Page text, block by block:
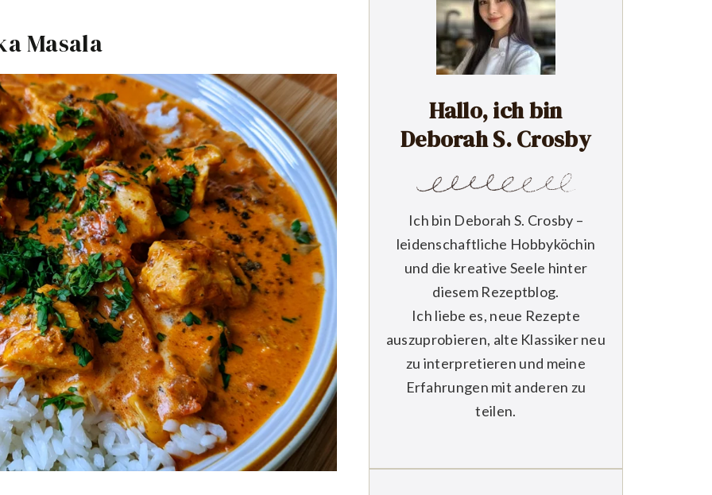
Masala
Hallo, ich bin
Deborah S. Crosby
Ich bin Deborah S. Crosby –
leidenschaftliche Hobbyköchin
und die kreative Seele hinter
diesem Rezeptblog.
Ich liebe es, neue Rezepte
auszuprobieren, alte Klassiker neu
zu interpretieren und meine
Erfahrungen mit anderen zu
teilen.